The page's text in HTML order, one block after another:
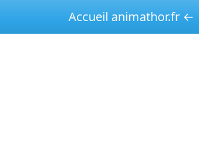
Accueil animathor.fr ←